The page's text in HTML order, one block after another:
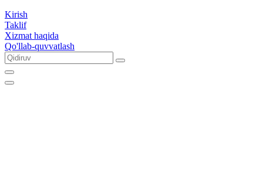
Kirish
Taklif
Xizmat haqida
Qo'llab-quvvatlash